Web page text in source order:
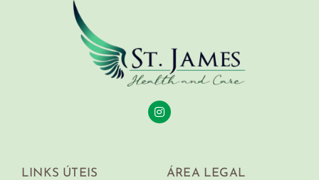
LINKS ÚTEIS ÁREA LEGAL